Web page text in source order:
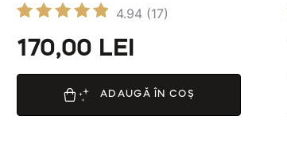
la
4.94
din 5
4.94 (17)
170,00 LEI
ADAUGĂ ÎN COȘ